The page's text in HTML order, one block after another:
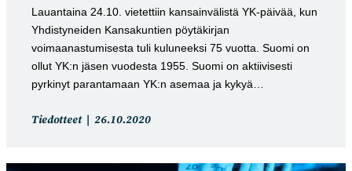
Lauantaina 24.10. vietettiin kansainvälistä YK-päivää, kun
Yhdistyneiden Kansakuntien pöytäkirjan
voimaanastumisesta tuli kuluneeksi 75 vuotta. Suomi on
ollut YK:n jäsen vuodesta 1955. Suomi on aktiivisesti
pyrkinyt parantamaan YK:n asemaa ja kykyä…
Artikkelin
Tiedotteet
Artikkeli
26.10.2020